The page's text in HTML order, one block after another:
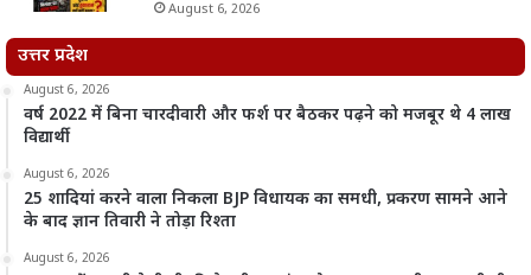
August 6, 2026
उत्तर प्रदेश
August 6, 2026
वर्ष 2022 में बिना चारदीवारी और फर्श पर बैठकर पढ़ने को मजबूर थे 4 लाख
विद्यार्थी
August 6, 2026
25 शादियां करने वाला निकला BJP विधायक का समधी, प्रकरण सामने आने
के बाद ज्ञान तिवारी ने तोड़ा रिश्ता
August 6, 2026